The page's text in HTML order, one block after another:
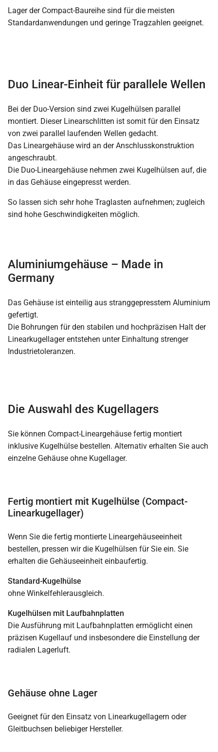
Lager der Compact-Baureihe sind für die meisten
Standardanwendungen und geringe Tragzahlen geeignet.
Duo Linear-Einheit für parallele Wellen
Bei der Duo-Version sind zwei Kugelhülsen parallel
montiert. Dieser Linearschlitten ist somit für den Einsatz
von zwei parallel laufenden Wellen gedacht.
Das Lineargehäuse wird an der Anschlusskonstruktion
angeschraubt.
Die Duo-Lineargehäuse nehmen zwei Kugelhülsen auf, die
in das Gehäuse eingepresst werden.
So lassen sich sehr hohe Traglasten aufnehmen; zugleich
sind hohe Geschwindigkeiten möglich.
Aluminiumgehäuse – Made in
Germany
Das Gehäuse ist einteilig aus stranggepresstem Aluminium
gefertigt.
Die Bohrungen für den stabilen und hochpräzisen Halt der
Linearkugellager entstehen unter Einhaltung strenger
Industrietoleranzen.
Die Auswahl des Kugellagers
Sie können Compact-Lineargehäuse fertig montiert
inklusive Kugelhülse bestellen. Alternativ erhalten Sie auch
einzelne Gehäuse ohne Kugellager.
Fertig montiert mit Kugelhülse (Compact-
Linearkugellager)
Wenn Sie die fertig montierte Lineargehäuseeinheit
bestellen, pressen wir die Kugelhülsen für Sie ein. Sie
erhalten die Gehäuseeinheit einbaufertig.
Standard-Kugelhülse
ohne Winkelfehlerausgleich.
Kugelhülsen mit Laufbahnplatten
Die Ausführung mit Laufbahnplatten ermöglicht einen
präzisen Kugellauf und insbesondere die Einstellung der
radialen Lagerluft.
Gehäuse ohne Lager
Geeignet für den Einsatz von Linearkugellagern oder
Gleitbuchsen beliebiger Hersteller.